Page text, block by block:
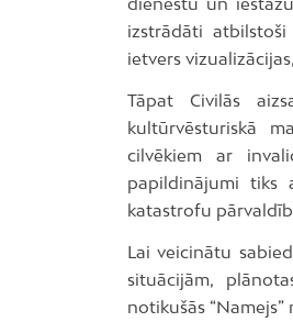
izstrādāti
ietvers
Tāpat Civilās
kultūrvēsturiskā
cilvēkiem ar
papildinājumi tiks
katastrofu
Lai veicinātu
situācijām,
notikušās